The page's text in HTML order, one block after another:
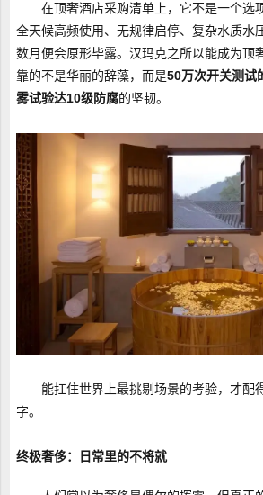
在顶奢酒店采购清单上，它不是一个选
全天候高频使用、无规律启停、复杂水质水
数月便会原形毕露。汉玛克之所以能成为顶
靠的不是华丽的辞藻，而是50万次开关测试
雾试验达10级防腐的坚韧。
能扛住世界上最挑剔场景的考验，才配
字。
终极奢侈：日常里的不将就